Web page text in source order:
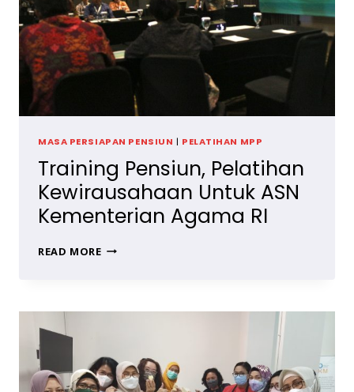
MASA PERSIAPAN PENSIUN | PELATIHAN MPP
Training Pensiun, Pelatihan
Kewirausahaan Untuk ASN
Kementerian Agama RI
READ MORETRAINING
UNTUK
AGAMA
RI